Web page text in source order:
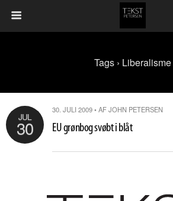
Tags › Liberalisme
JUL
30
30. JULI 2009 • AF JOHN PETERSEN
EU grønbog svøbt i blåt